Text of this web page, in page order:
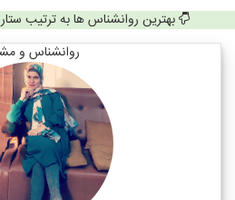
بهترین روانشناس ها به ترتیب
روانشناس و